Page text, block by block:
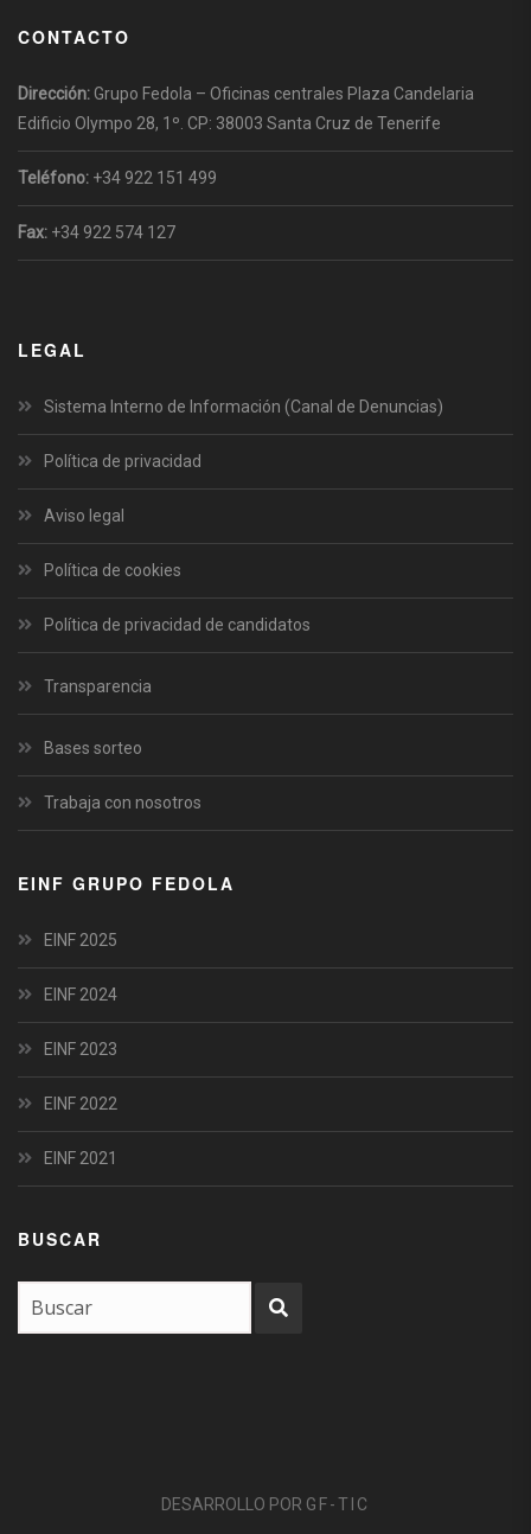
CONTACTO
Dirección: Grupo Fedola – Oficinas centrales Plaza Candelaria
Edificio Olympo 28, 1º. CP: 38003 Santa Cruz de Tenerife
Teléfono: +34 922 151 499
Fax: +34 922 574 127
LEGAL
Sistema Interno de Información (Canal de Denuncias)
Política de privacidad
Aviso legal
Política de cookies
Política de privacidad de candidatos
Transparencia
Bases sorteo
Trabaja con nosotros
EINF GRUPO FEDOLA
EINF 2025
EINF 2024
EINF 2023
EINF 2022
EINF 2021
BUSCAR
DESARROLLO POR GF-TIC